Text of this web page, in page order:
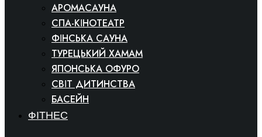
АРОМАСАУНА
СПА-КІНОТЕАТР
ФІНСЬКА САУНА
ТУРЕЦЬКИЙ ХАМАМ
ЯПОНСЬКА ОФУРО
СВІТ ДИТИНСТВА
БАСЕЙН
ФІТНЕС